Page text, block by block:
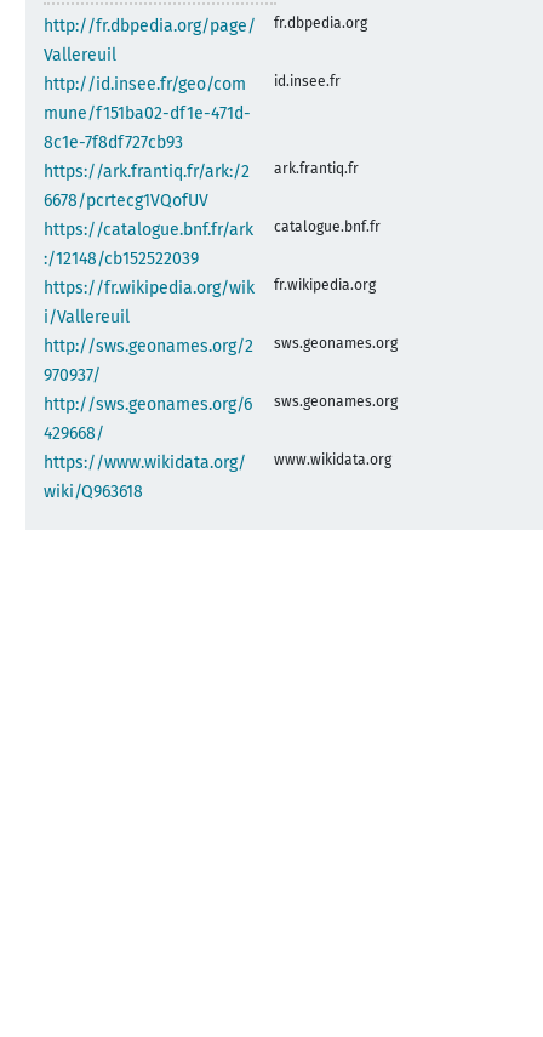
http://fr.dbpedia.org/page/
Vallereuil
fr.dbpedia.org
http://id.insee.fr/geo/com
mune/f151ba02-df1e-471d-
8c1e-7f8df727cb93
id.insee.fr
https://ark.frantiq.fr/ark:/2
6678/pcrtecg1VQofUV
ark.frantiq.fr
https://catalogue.bnf.fr/ark
:/12148/cb152522039
catalogue.bnf.fr
https://fr.wikipedia.org/wik
i/Vallereuil
fr.wikipedia.org
http://sws.geonames.org/2
970937/
sws.geonames.org
http://sws.geonames.org/6
429668/
sws.geonames.org
https://www.wikidata.org/
wiki/Q963618
www.wikidata.org